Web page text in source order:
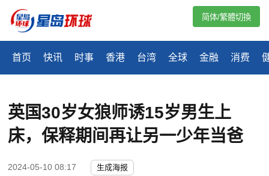
首页 快讯 时事 香港 台湾 全球 金融 消费
简体/繁體切換
英国30岁女狼师诱15岁男生上
床，保释期间再让另一少年当爸
2024-05-10 08:17 生成海报